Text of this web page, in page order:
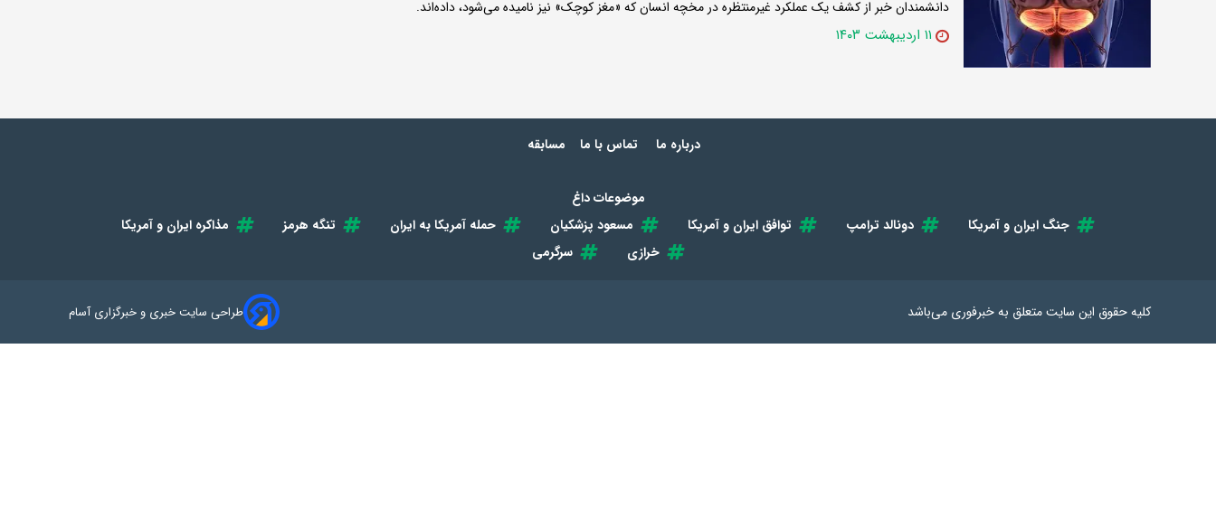
دانشمندان خبر از کشف یک عملکرد غیرمنتظره در مخچه انسان که «مغز کوچک» نیز نامیده می‌شود، داده‌اند.
۱۱ اردیبهشت ۱۴۰۳
درباره ما تماس با ما مسابقه
موضوعات داغ
جنگ ایران و آمریکا
دونالد ترامپ توافق ایران و آمریکا مسعود پزشکیان حمله آمریکا به ایران تنگه هرمز
مذاکره ایران و آمریکا
خرازی
سرگرمی
کلیه حقوق این سایت متعلق بهخبرفوری می‌باشد طراحی سایت خبری و خبرگزاری آسام